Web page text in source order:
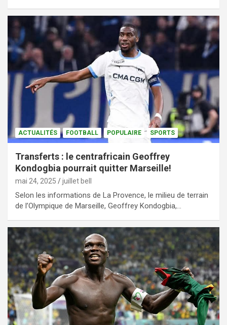
ACTUALITÉS FOOTBALL POPULAIRE SPORTS
Transferts : le centrafricain Geoffrey
Kondogbia pourrait quitter Marseille!
mai 24, 2025 juillet bell
Selon les informations de La Provence, le milieu de terrain
de l’Olympique de Marseille, Geoffrey Kondogbia,…